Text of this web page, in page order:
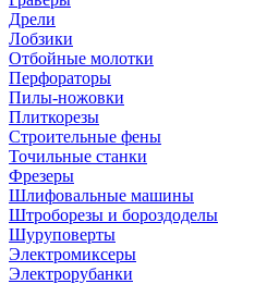
Дрели
Лобзики
Отбойные молотки
Перфораторы
Пилы-ножовки
Плиткорезы
Строительные фены
Точильные станки
Фрезеры
Шлифовальные машины
Штроборезы и бороздоделы
Шуруповерты
Электромиксеры
Электрорубанки